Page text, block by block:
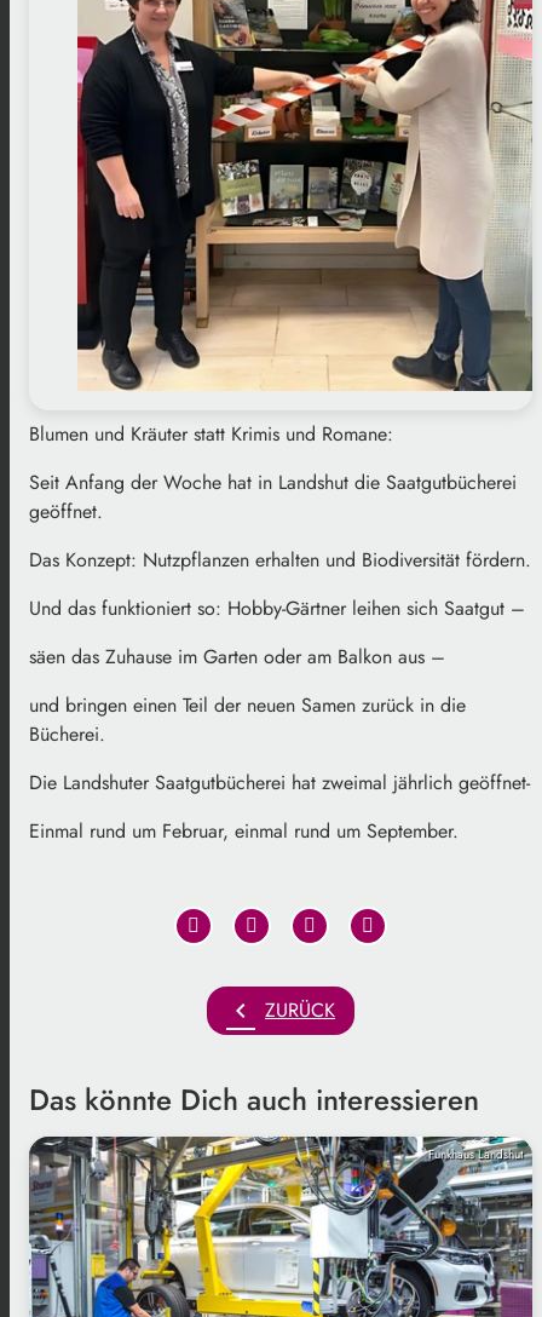
Blumen und Kräuter statt Krimis und Romane:
Seit Anfang der Woche hat in Landshut die Saatgutbücherei
geöffnet.
Das Konzept: Nutzpflanzen erhalten und Biodiversität fördern.
Und das funktioniert so: Hobby-Gärtner leihen sich Saatgut –
säen das Zuhause im Garten oder am Balkon aus –
und bringen einen Teil der neuen Samen zurück in die
Bücherei.
Die Landshuter Saatgutbücherei hat zweimal jährlich geöffnet-
Einmal rund um Februar, einmal rund um September.
chevron_left ZURÜCK
Das könnte Dich auch interessieren
Funkhaus Landshut